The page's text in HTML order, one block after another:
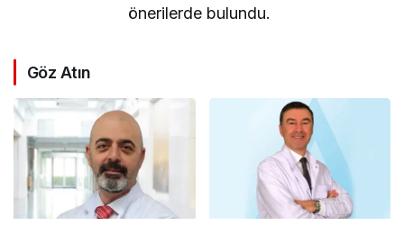
önerilerde bulundu.
Göz Atın